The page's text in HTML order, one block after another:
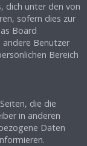
dich unter den von
sofern dies zur
Board
andere Benutzer
Bereich
die die
in anderen
Daten